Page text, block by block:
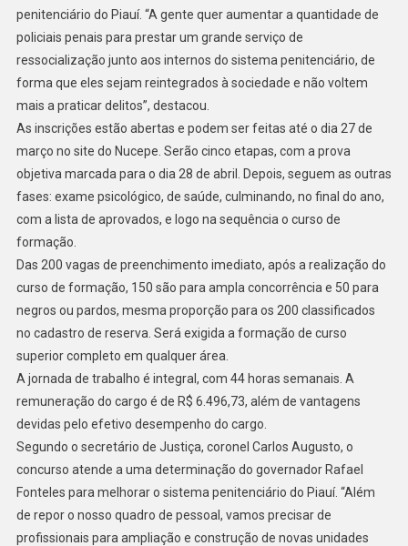
penitenciário do Piauí. “A gente quer aumentar a quantidade de
policiais penais para prestar um grande serviço de
ressocialização junto aos internos do sistema penitenciário, de
forma que eles sejam reintegrados à sociedade e não voltem
mais a praticar delitos”, destacou.
As inscrições estão abertas e podem ser feitas até o dia 27 de
março no site do Nucepe. Serão cinco etapas, com a prova
objetiva marcada para o dia 28 de abril. Depois, seguem as outras
fases: exame psicológico, de saúde, culminando, no final do ano,
com a lista de aprovados, e logo na sequência o curso de
formação.
Das 200 vagas de preenchimento imediato, após a realização do
curso de formação, 150 são para ampla concorrência e 50 para
negros ou pardos, mesma proporção para os 200 classificados
no cadastro de reserva. Será exigida a formação de curso
superior completo em qualquer área.
A jornada de trabalho é integral, com 44 horas semanais. A
remuneração do cargo é de R$ 6.496,73, além de vantagens
devidas pelo efetivo desempenho do cargo.
Segundo o secretário de Justiça, coronel Carlos Augusto, o
concurso atende a uma determinação do governador Rafael
Fonteles para melhorar o sistema penitenciário do Piauí. “Além
de repor o nosso quadro de pessoal, vamos precisar de
profissionais para ampliação e construção de novas unidades